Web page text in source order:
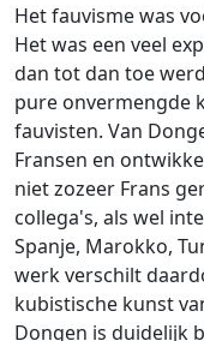
Het fauvisme was
Het was een veel
dan tot dan toe
pure onvermengde
fauvisten. Van
Fransen en
niet zozeer Frans
collega's, als wel
Spanje, Marokko,
werk verschilt
kubistische kunst
Dongen is duidelijk